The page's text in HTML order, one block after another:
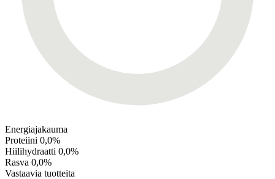
Energiajakauma
Proteiini 0,0%
Hiilihydraatti 0,0%
Rasva 0,0%
Vastaavia tuotteita